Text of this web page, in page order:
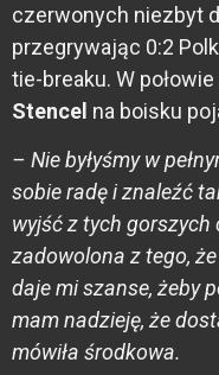
czerwonych niezbyt
przegrywając 0:2
tie-breaku. W
Stencel na boisku
– Nie byłyśmy w
sobie radę i znaleźć
wyjść z tych gorszych
zadowolona z tego,
daje mi szanse, żeby
mam nadzieję, że
mówiła środkowa.